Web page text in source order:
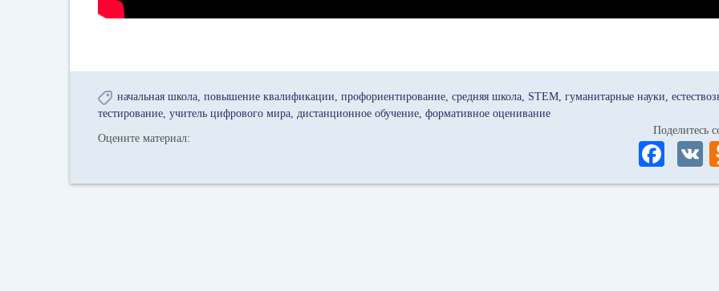
начальная школа повышение квалификации профориентирование средняя школа STEM гуманитарные науки
тестирование учитель цифрового мира дистанционное обучение формативное оценивание
Оцените материал:
Поделитесь
Fa
ce